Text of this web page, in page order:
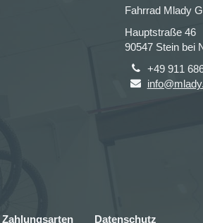
Fahrrad Mlady
Hauptstraße 46
90547 Stein bei
+49 911
Zahlungsarten Datenschutz